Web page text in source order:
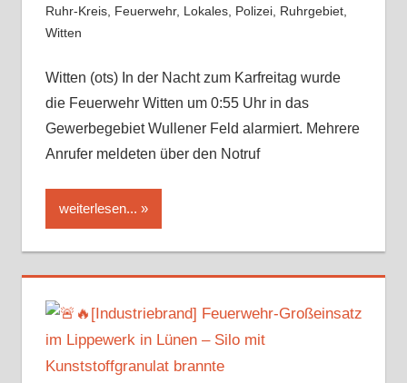
Ruhr-Kreis, Feuerwehr, Lokales, Polizei, Ruhrgebiet,
Witten
Witten (ots) In der Nacht zum Karfreitag wurde
die Feuerwehr Witten um 0:55 Uhr in das
Gewerbegebiet Wullener Feld alarmiert. Mehrere
Anrufer meldeten über den Notruf
weiterlesen...